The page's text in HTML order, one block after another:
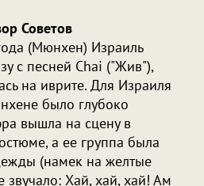
Советов
(Мюнхен) Израиль
с песней Chai ("Жив"),
на иврите. Для Израиля
было глубоко
вышла на сцену в
а ее группа была
(намек на желтые
звучало: Хай, хай, хай! Ам